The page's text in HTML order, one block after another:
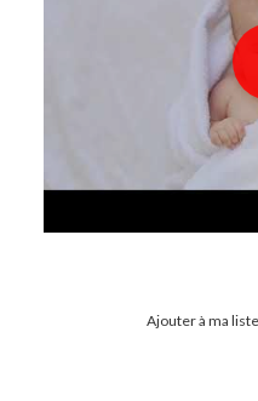
Ajouter à ma liste